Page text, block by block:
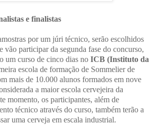
e finalistas
por um júri técnico, serão escolhidos
vão participar da segunda fase do concurso,
um curso de cinco dias no ICB (Instituto da
escola de formação de Sommelier de
mais de 10.000 alunos formados em nove
a maior escola cervejeira da
momento, os participantes, além de
técnico através do curso, também terão a
uma cerveja em escala industrial.